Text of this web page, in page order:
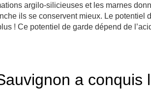
argilo-silicieuses et les marnes
ils se conservent mieux. Le potentiel
! Ce potentiel de garde dépend de
a conquis